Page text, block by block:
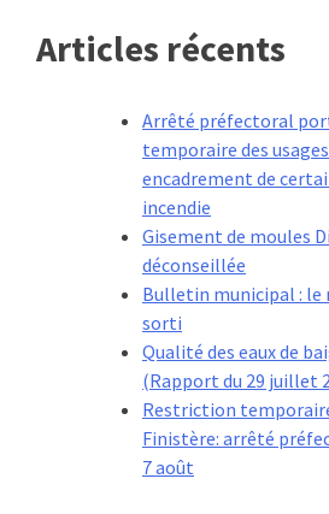
articles
Articles récents
Arrêté préfectoral
temporaire des
encadrement de
incendie
Gisement de moules
déconseillée
Bulletin municipal : le
sorti
Qualité des eaux de
(Rapport du 29 juillet
Restriction
Finistère: arrêté
7 août